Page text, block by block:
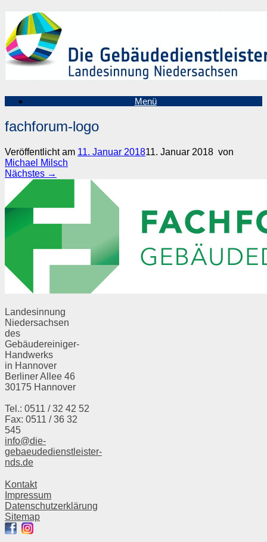
Zum
Inhalt
springen
Menü
fachforum-logo
Veröffentlicht am 11. Januar 201811. Januar 2018 von
Michael Milsch
Nächstes →
Landesinnung
Niedersachsen
des
Gebäudereiniger-
Handwerks
in Hannover
Berliner Allee 46
30175 Hannover
Tel.: 0511 / 32 42 52
Fax: 0511 / 36 32
545
info@die-
gebaeudedienstleister-
nds.de
Kontakt
Impressum
Datenschutzerklärung
Sitemap